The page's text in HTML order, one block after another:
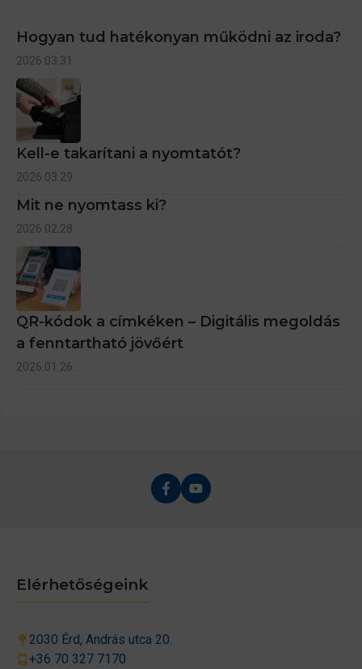
Hogyan tud hatékonyan működni az iroda?
2026.03.31.
Kell-e takarítani a nyomtatót?
2026.03.29.
Mit ne nyomtass ki?
2026.02.28.
QR-kódok a címkéken – Digitális megoldás
a fenntartható jövőért
2026.01.26.
Elérhetőségeink
2030 Érd, András utca 20.
+36 70 327 7170